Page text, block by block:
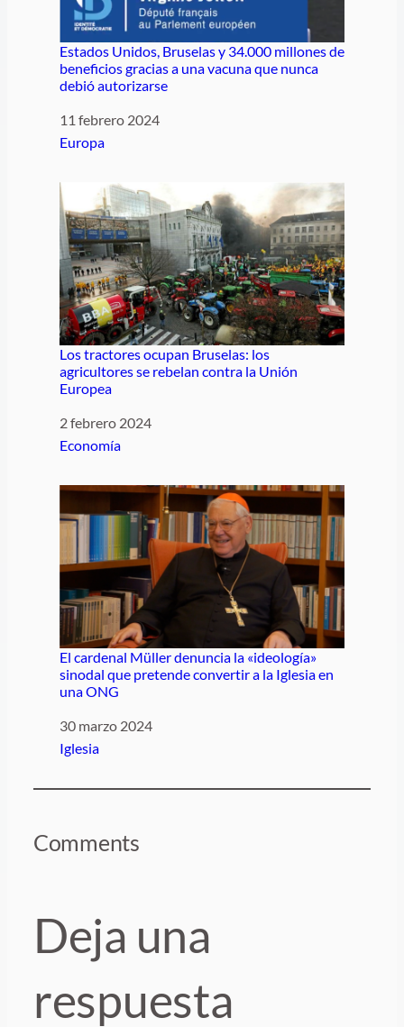
Estados Unidos, Bruselas y 34.000 millones de
beneficios gracias a una vacuna que nunca
debió autorizarse
Fecha
11 febrero 2024
Respecto a
Europa
Los tractores ocupan Bruselas: los
agricultores se rebelan contra la Unión
Europea
Fecha
2 febrero 2024
Respecto a
Economía
El cardenal Müller denuncia la «ideología»
sinodal que pretende convertir a la Iglesia en
una ONG
Fecha
30 marzo 2024
Respecto a
Iglesia
Comments
Deja una
respuesta